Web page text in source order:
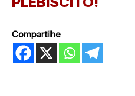
Compartilhe